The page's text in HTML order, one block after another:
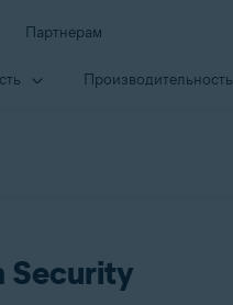
Партнерам
Производи­тельность
Security